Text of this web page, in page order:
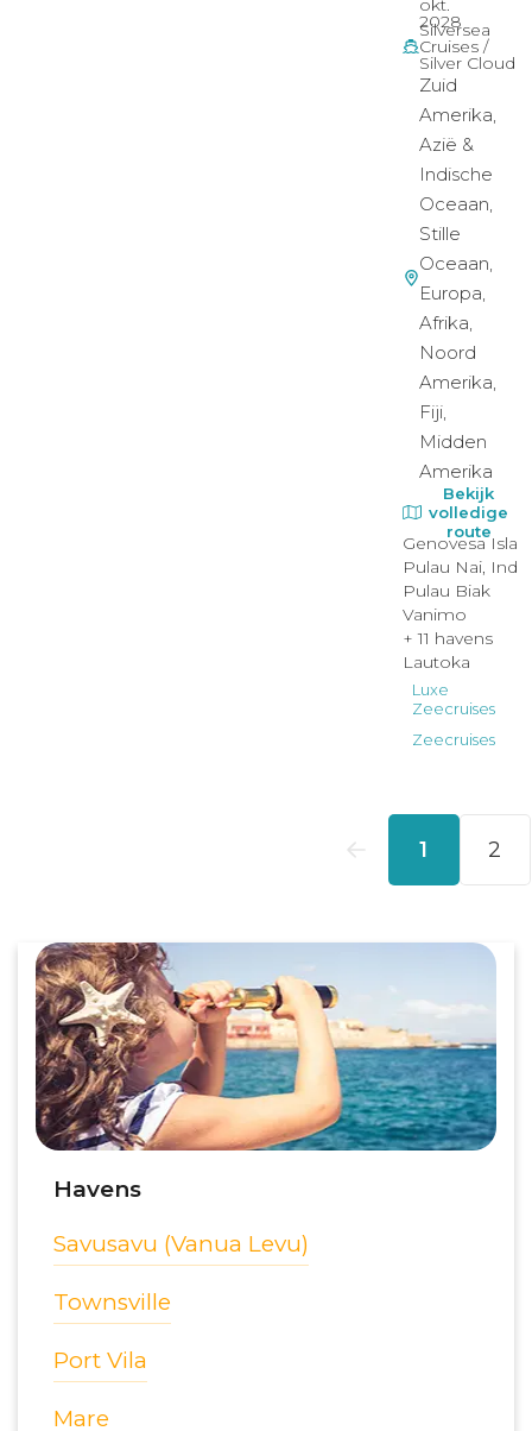
Havens
Savusavu (Vanua Levu)
Townsville
Port Vila
Mare